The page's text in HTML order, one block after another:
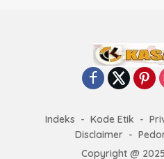
Indeks Kode Etik
Disclaimer
Copyright @